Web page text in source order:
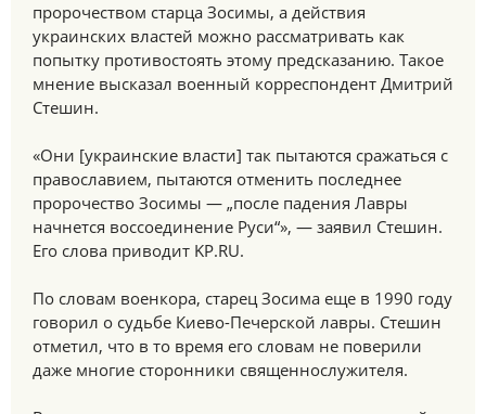
пророчеством старца Зосимы, а действия
украинских властей можно рассматривать как
попытку противостоять этому предсказанию. Такое
мнение высказал военный корреспондент Дмитрий
Стешин.
«Они [украинские власти] так пытаются сражаться с
православием, пытаются отменить последнее
пророчество Зосимы — „после падения Лавры
начнется воссоединение Руси“», — заявил Стешин.
Его слова приводит KP.RU.
По словам военкора, старец Зосима еще в 1990 году
говорил о судьбе Киево-Печерской лавры. Стешин
отметил, что в то время его словам не поверили
даже многие сторонники священнослужителя.